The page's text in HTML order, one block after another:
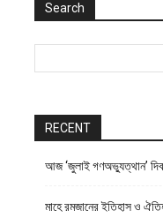
Search
RECENT
আজ ‘জুলাই গণঅভ্যুত্থান’
মাহে রমজানের ইতিহাস ও